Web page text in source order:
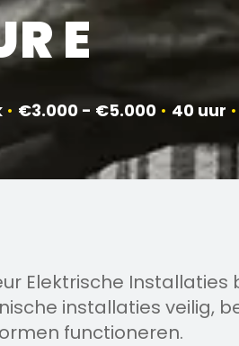
E
• €3.000 - €5.000 • 40 uur •
Elektrische
installaties veilig,
functioneren.